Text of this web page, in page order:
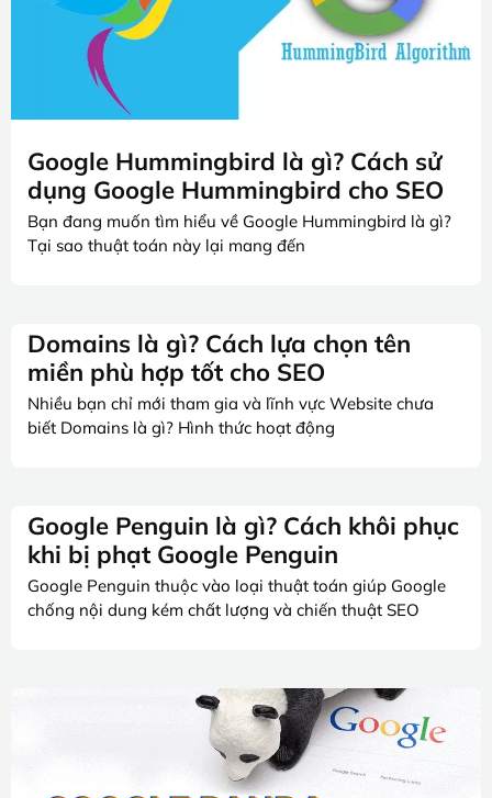
Google Hummingbird là gì? Cách sử
dụng Google Hummingbird cho SEO
Bạn đang muốn tìm hiểu về Google Hummingbird là gì?
Tại sao thuật toán này lại mang đến
Domains là gì? Cách lựa chọn tên
miền phù hợp tốt cho SEO
Nhiều bạn chỉ mới tham gia và lĩnh vực Website chưa
biết Domains là gì? Hình thức hoạt động
Google Penguin là gì? Cách khôi phục
khi bị phạt Google Penguin
Google Penguin thuộc vào loại thuật toán giúp Google
chống nội dung kém chất lượng và chiến thuật SEO